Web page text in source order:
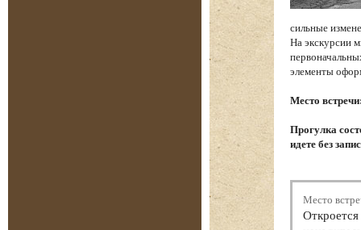
сильные
На экскурсии
элементы
Место
Прогулка
идете без
Место